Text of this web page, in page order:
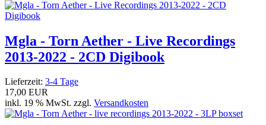
Mgla - Torn Aether - Live Recordings
2013-2022 - 2CD Digibook
Lieferzeit: 3-4 Tage
17,00 EUR
inkl. 19 % MwSt. zzgl. Versandkosten